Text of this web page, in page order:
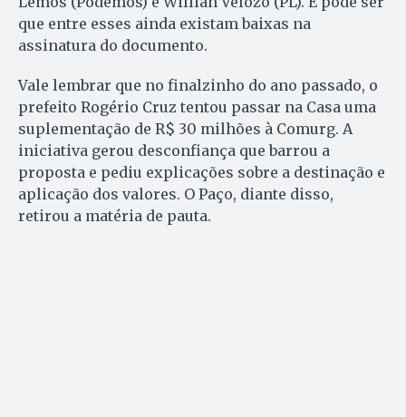
que entre esses ainda existam baixas na
assinatura do documento.
Vale lembrar que no finalzinho do ano passado, o
prefeito Rogério Cruz tentou passar na Casa uma
suplementação de R$ 30 milhões à Comurg. A
iniciativa gerou desconfiança que barrou a
proposta e pediu explicações sobre a destinação e
aplicação dos valores. O Paço, diante disso,
retirou a matéria de pauta.